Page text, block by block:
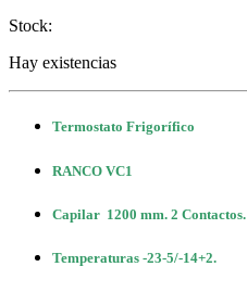
Stock:
Hay existencias
Termostato Frigorífico
RANCO VC1
Capilar 1200 mm. 2 Contactos.
Temperaturas -23-5/-14+2.